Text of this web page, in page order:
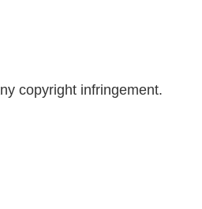
copyright infringement.